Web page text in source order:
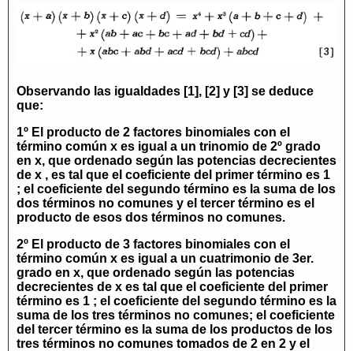
Observando las igualdades [1], [2] y [3] se deduce
que:
1º El producto de 2 factores binomiales con el
término común x es igual a un trinomio de 2º grado
en x, que ordenado según las potencias decrecientes
de x , es tal que el coeficiente del primer término es 1
; el coeficiente del segundo término es la suma de los
dos términos no comunes y el tercer término es el
producto de esos dos términos no comunes.
2º El producto de 3 factores binomiales con el
término común x es igual a un cuatrimonio de 3er.
grado en x, que ordenado según las potencias
decrecientes de x es tal que el coeficiente del primer
término es 1 ; el coeficiente del segundo término es la
suma de los tres términos no comunes; el coeficiente
del tercer término es la suma de los productos de los
tres términos no comunes tomados de 2 en 2 y el